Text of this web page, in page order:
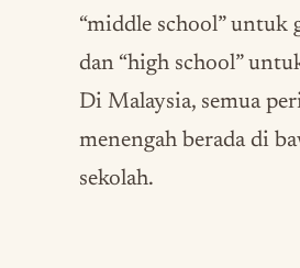
“middle school” untuk
dan “high school”
Di Malaysia, semua
menengah berada di
sekolah.